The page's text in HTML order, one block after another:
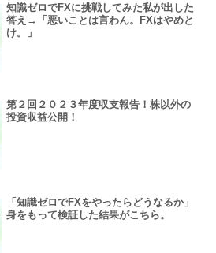
知識ゼロでFXに挑戦してみた私が出した
答え→「悪いことは言わん。FXはやめと
け。」
第２回２０２３年度収支報告！株以外の
投資収益公開！
「知識ゼロでFXをやったらどうなるか」
身をもって検証した結果がこちら。